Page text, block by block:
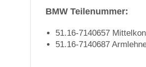
BMW Teilenummer:
51.16-7140657
51.16-7140687